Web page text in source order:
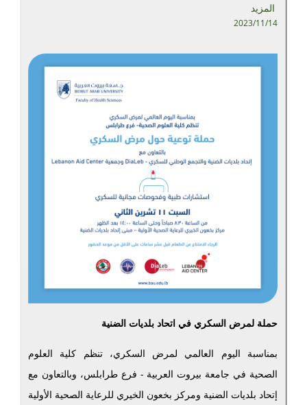
المزيد
2023/11/14
حملة لمرض السكري في اتحاد بلديات الضنية
بمناسبة اليوم العالمي لمرض السكري، تنظم كلية العلوم
الصحية في جامعة بيروت العربية - فرع طرابلس، وبالتعاون مع
إتحاد بلديات الضنية ومركز بخعون الخيري للرعاية الصحية الأولية